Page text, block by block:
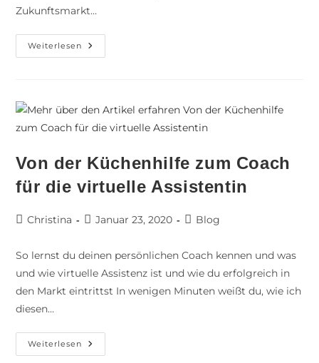
Zukunftsmarkt…
Weiterlesen
Von der Küchenhilfe zum Coach
für die virtuelle Assistentin
Christina Januar 23, 2020 Blog
So lernst du deinen persönlichen Coach kennen und was
und wie virtuelle Assistenz ist und wie du erfolgreich in
den Markt eintrittst In wenigen Minuten weißt du, wie ich
diesen…
Weiterlesen